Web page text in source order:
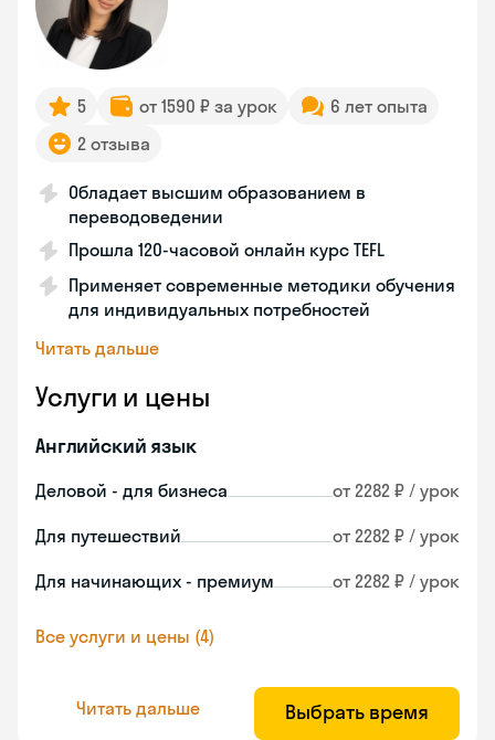
5 от 1590 ₽ за урок
6 лет опыта
2 отзыва
Обладает высшим образованием в
переводоведении
Прошла 120-часовой онлайн курс TEFL
Применяет современные методики обучения
для индивидуальных потребностей
Читать дальше
Услуги и цены
Английский язык
Деловой - для бизнеса от 2282 ₽ / урок
Для путешествий от 2282 ₽ / урок
Для начинающих - премиум от 2282 ₽ / урок
Все услуги и цены (4)
Читать дальше Выбрать время